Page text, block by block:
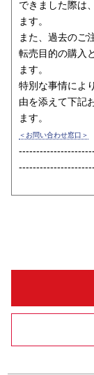
できました際は
ます。
また、過去のご
転売目的の購入
ます。
特別な事情によ
由を添えて下記
ます。
＜お問い合わせ窓口＞